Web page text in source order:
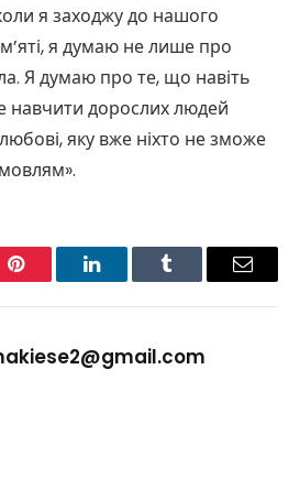
я заходжу до нашого
я думаю не лише про
Я думаю про те, що навіть
навчити дорослих людей
яку вже ніхто не зможе
Pinterest LinkedInTumblr Email